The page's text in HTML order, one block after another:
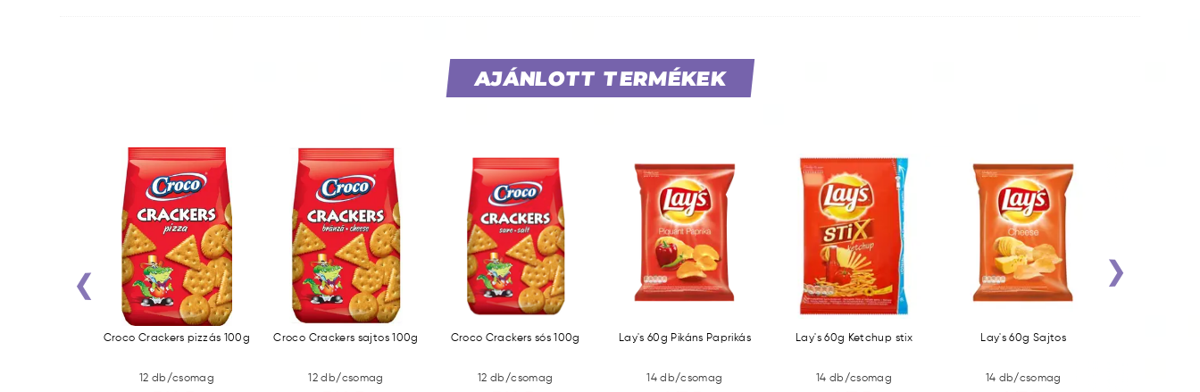
AJÁNLOTT TERMÉKEK
Croco Crackers pizzás 100g
12 db/csomag
Croco Crackers sajtos 100g
12 db/csomag
Croco Crackers sós 100g
12 db/csomag
Lay's 60g Pikáns Paprikás
14 db/csomag
Lay's 60g Ketchup stix
14 db/csomag
Lay's 60g Sajtos
14 db/csomag
‹ ›